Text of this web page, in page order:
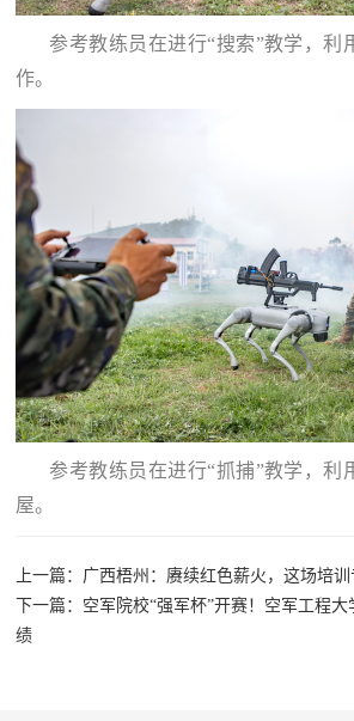
参考教练员在进行“搜索”教学，利
作。
参考教练员在进行“抓捕”教学，利
屋。
上一篇：广西梧州：赓续红色薪火，这场培
下一篇：空军院校“强军杯”开赛！空军工程大
绩